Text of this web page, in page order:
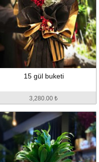
15 gül buketi
3,280.00 ₺